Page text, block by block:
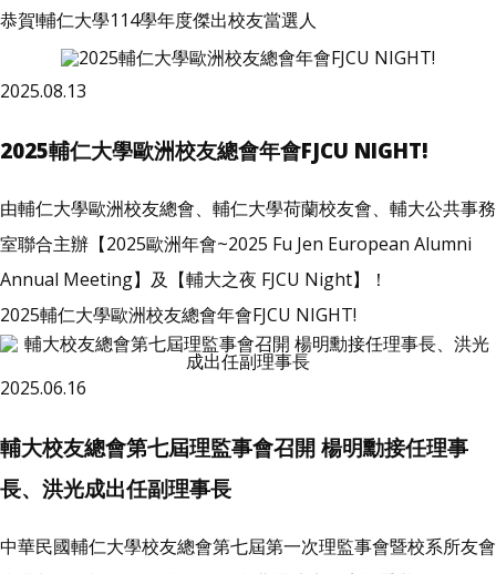
恭賀!輔仁大學114學年度傑出校友當選人
2025.08.13
2025輔仁大學歐洲校友總會年會FJCU NIGHT!
由輔仁大學歐洲校友總會、輔仁大學荷蘭校友會、輔大公共事務
室聯合主辦【2025歐洲年會~2025 Fu Jen European Alumni
Annual Meeting】及【輔大之夜 FJCU Night】！
2025輔仁大學歐洲校友總會年會FJCU NIGHT!
2025.06.16
輔大校友總會第七屆理監事會召開 楊明勳接任理事
長、洪光成出任副理事長
中華民國輔仁大學校友總會第七屆第一次理監事會暨校系所友會